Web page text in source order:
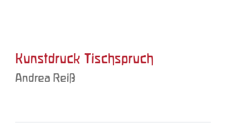
Kunstdruck Tischspruch
Andrea Reiß